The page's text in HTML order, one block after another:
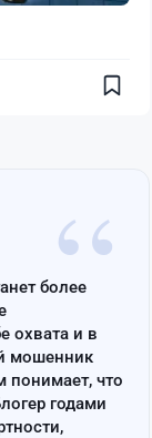
“
более
охвата и в
мошенник
понимает, что
годами